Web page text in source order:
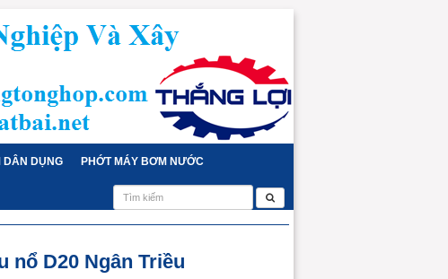
DÂN DỤNG PHỚT MÁY BƠM NƯỚC
nổ D20 Ngân Triều